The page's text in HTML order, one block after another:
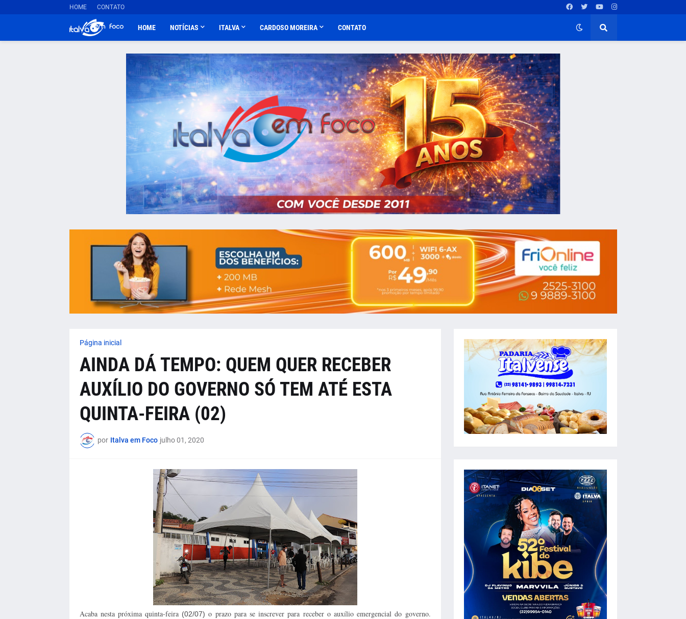
HOME CONTATO
HOME NOTÍCIAS ITALVA CARDOSO MOREIRA CONTATO
Página inicial
AINDA DÁ TEMPO: QUEM QUER RECEBER
AUXÍLIO DO GOVERNO SÓ TEM ATÉ ESTA
QUINTA-FEIRA (02)
por Italva em Foco julho 01, 2020
Acaba nesta próxima quinta-feira (02/07) o prazo para se inscrever para receber o auxílio emergencial do governo.